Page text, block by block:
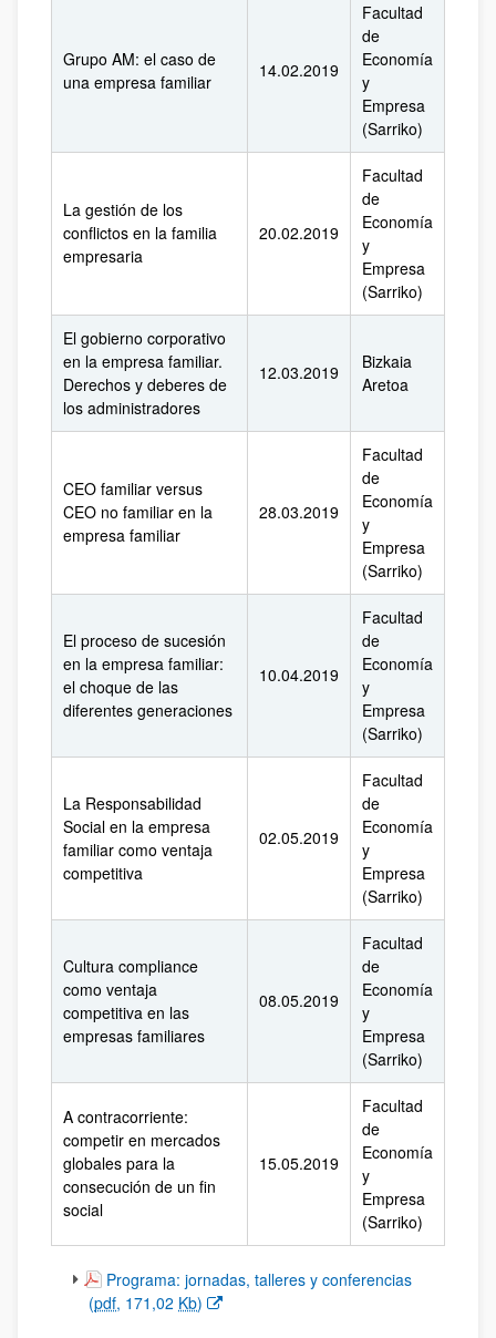
Grupo AM: el caso de
una empresa familiar
14.02.2019
Facultad
de
Economía
y
Empresa
(Sarriko)
La gestión de los
conflictos en la familia
empresaria
20.02.2019
Facultad
de
Economía
y
Empresa
(Sarriko)
El gobierno corporativo
en la empresa familiar.
Derechos y deberes de
los administradores
12.03.2019
Bizkaia
Aretoa
CEO familiar versus
CEO no familiar en la
empresa familiar
28.03.2019
Facultad
de
Economía
y
Empresa
(Sarriko)
El proceso de sucesión
en la empresa familiar:
el choque de las
diferentes generaciones
10.04.2019
Facultad
de
Economía
y
Empresa
(Sarriko)
La Responsabilidad
Social en la empresa
familiar como ventaja
competitiva
02.05.2019
Facultad
de
Economía
y
Empresa
(Sarriko)
Cultura compliance
como ventaja
competitiva en las
empresas familiares
08.05.2019
Facultad
de
Economía
y
Empresa
(Sarriko)
A contracorriente:
competir en mercados
globales para la
consecución de un fin
social
15.05.2019
Facultad
de
Economía
y
Empresa
(Sarriko)
(Abre una nueva ventana)
Programa: jornadas, talleres y conferencias
(pdf, 171,02 Kb)